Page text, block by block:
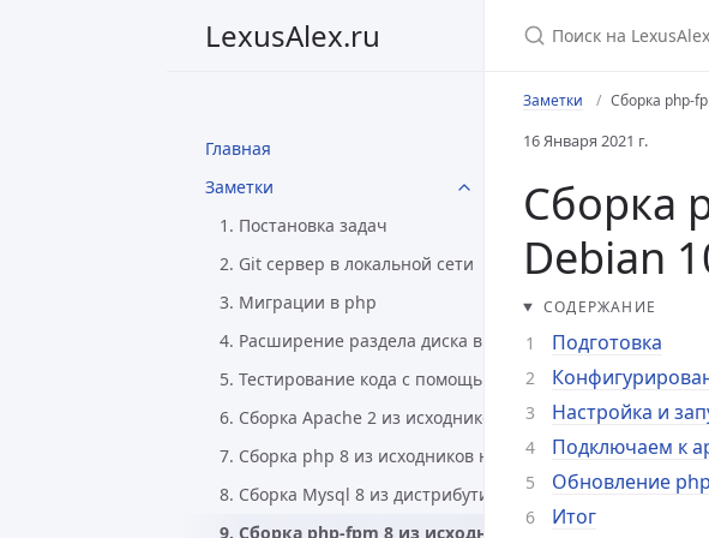
LexusAlex.ru
Главная
Заметки
1. Постановка задач
2. Git сервер в локальной сети
3. Миграции в php
4. Расширение раздела диска в Linux
5. Тестирование кода с помощью Phpunit
6. Сборка Apache 2 из исходников на Debian 10
7. Сборка php 8 из исходников на Debian 10
8. Сборка Mysql 8 из дистрибутива на Debian 10
9. Сборка php-fpm 8 из исходников на Debian 10
Заметки Сборка php-
16 Января 2021 г.
Сборка
Debian
СОДЕРЖАНИЕ
Подготовка
Настройка и
Подключаем к
Обновление
Итог